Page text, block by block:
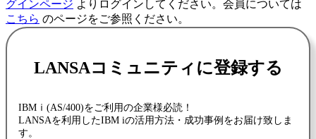
グインページ よりログインしてください。会員については
こちら のページをご参照ください。
LANSAコミュニティに登録する
IBMｉ(AS/400)をご利用の企業様必読！
LANSAを利用したIBM iの活用方法・成功事例をお届け致しま
す。